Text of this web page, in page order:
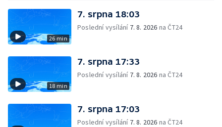
26 min
7. srpna 18:03
Poslední vysílání 7. 8. 2026 na ČT24
18 min
7. srpna 17:33
Poslední vysílání 7. 8. 2026 na ČT24
7. srpna 17:03
Poslední vysílání 7. 8. 2026 na ČT24